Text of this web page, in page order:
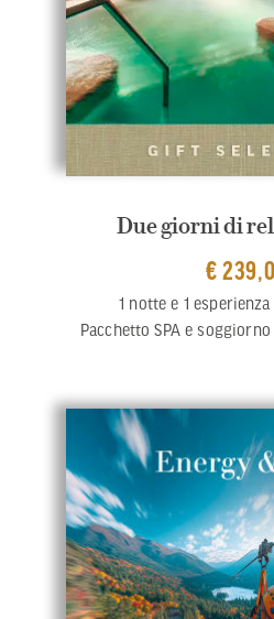
Due giorni di
€
1 notte e 1
Pacchetto SPA e